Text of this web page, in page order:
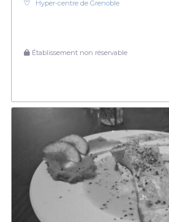
Hyper-centre de Grenoble
Établissement non réservable